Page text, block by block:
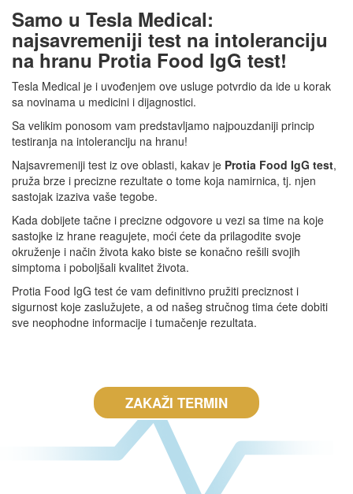
Samo u Tesla Medical:
najsavremeniji test na intoleranciju
na hranu Protia Food IgG test!
Tesla Medical je i uvođenjem ove usluge potvrdio da ide u korak
sa novinama u medicini i dijagnostici.
Sa velikim ponosom vam predstavljamo najpouzdaniji princip
testiranja na intoleranciju na hranu!
Najsavremeniji test iz ove oblasti, kakav je Protia Food IgG test,
pruža brze i precizne rezultate o tome koja namirnica, tj. njen
sastojak izaziva vaše tegobe.
Kada dobijete tačne i precizne odgovore u vezi sa time na koje
sastojke iz hrane reagujete, moći ćete da prilagodite svoje
okruženje i način života kako biste se konačno rešili svojih
simptoma i poboljšali kvalitet života.
Protia Food IgG test će vam definitivno pružiti preciznost i
sigurnost koje zaslužujete, a od našeg stručnog tima ćete dobiti
sve neophodne informacije i tumačenje rezultata.
ZAKAŽI TERMIN